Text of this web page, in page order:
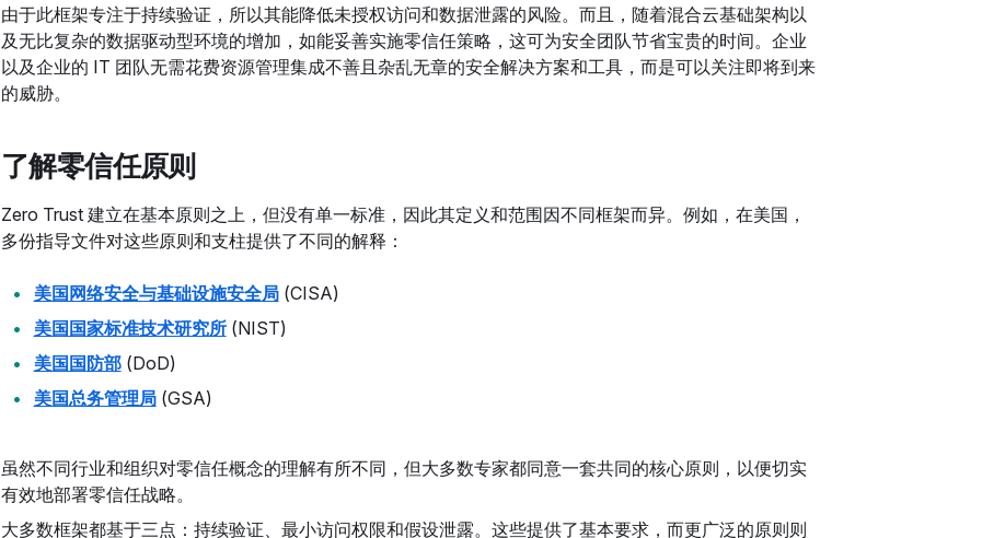
由于此框架专注于持续验证，所以其能降低未授权访问和数据泄露的风险。而且，随着混合云基础架构以
及无比复杂的数据驱动型环境的增加，如能妥善实施零信任策略，这可为安全团队节省宝贵的时间。企业
以及企业的 IT 团队无需花费资源管理集成不善且杂乱无章的安全解决方案和工具，而是可以关注即将到来
的威胁。
了解零信任原则
Zero Trust 建立在基本原则之上，但没有单一标准，因此其定义和范围因不同框架而异。例如，在美国，
多份指导文件对这些原则和支柱提供了不同的解释：
美国网络安全与基础设施安全局(CISA)
美国国家标准技术研究所(NIST)
美国国防部(DoD)
美国总务管理局(GSA)
虽然不同行业和组织对零信任概念的理解有所不同，但大多数专家都同意一套共同的核心原则，以便切实
有效地部署零信任战略。
大多数框架都基于三点：持续验证、最小访问权限和假设泄露。这些提供了基本要求，而更广泛的原则则